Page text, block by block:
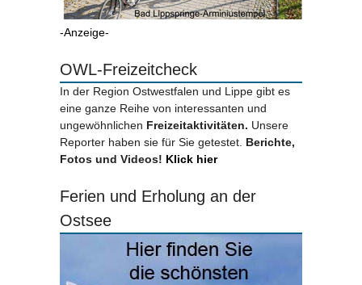
-Anzeige-
OWL-Freizeitcheck
In der Region Ostwestfalen und Lippe gibt es
eine ganze Reihe von interessanten und
ungewöhnlichen Freizeitaktivitäten. Unsere
Reporter haben sie für Sie getestet. Berichte,
Fotos und Videos! Klick hier
Ferien und Erholung an der
Ostsee